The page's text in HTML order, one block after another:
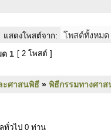
แสดงโพสต์จาก:
ด 1 [ 2 โพสต์ ]
ะศาสนพิธี » พิธีกรรมทางศา
ทั่วไป 0 ท่าน